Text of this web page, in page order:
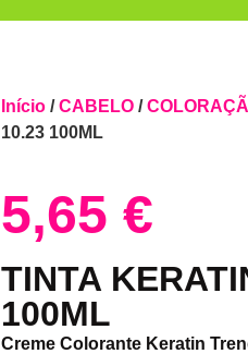
Início/CABELO/
10.23 100ML
5,65 €
TINTA
100ML
Creme Colorante Keratin